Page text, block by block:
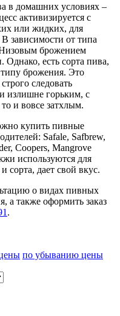
в домашних условиях –
активизируется с
или жидких, для
зависимости от типа
брожением
Однако, есть сорта пива,
брожения. Это
следовать
излишне горьким, с
и вовсе затхлым.
купить пивные
Safale, Safbrew,
Coopers, Mangrove
используются для
сорта, дает свой вкус.
о видах пивных
а также оформить заказ
.
по убыванию цены